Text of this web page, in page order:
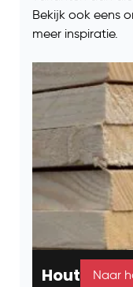
Bekijk ook eens
meer inspiratie.
Hout Naar